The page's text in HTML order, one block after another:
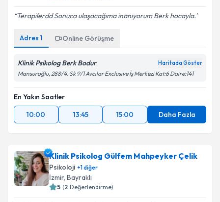
Terapilerdd Sonuca ulaşacağıma inanıyorum Berk hocayla.
Adres 1 Online Görüşme
Klinik Psikolog Berk Bodur Haritada Göster
Mansuroğlu, 288/4. Sk 9/1 Avcılar Exclusive İş Merkezi Kat:6 Daire:141
En Yakın Saatler
10:00
13:45 15:00 Daha Fazla
Klinik Psikolog Gülfem Mahpeyker Çelik
Psikoloji +1diğer
İzmir, Bayraklı
5 (2 Değerlendirme)